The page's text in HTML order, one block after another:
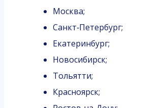
Москва;
Санкт‑Петербург;
Екатеринбург;
Новосибирск;
Тольятти;
Красноярск;